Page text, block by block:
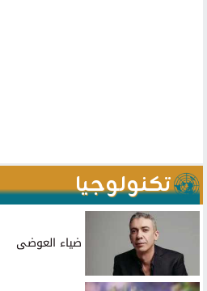
تكنولوجيا
ضياء العوضى